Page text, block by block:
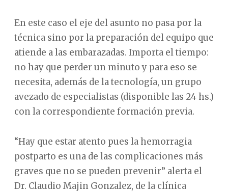
En este caso el eje del asunto no pasa por la
técnica sino por la preparación del equipo que
atiende a las embarazadas. Importa el tiempo:
no hay que perder un minuto y para eso se
necesita, además de la tecnología, un grupo
avezado de especialistas (disponible las 24 hs.)
con la correspondiente formación previa.
“Hay que estar atento pues la hemorragia
postparto es una de las complicaciones más
graves que no se pueden prevenir” alerta el
Dr. Claudio Majin Gonzalez, de la clínica